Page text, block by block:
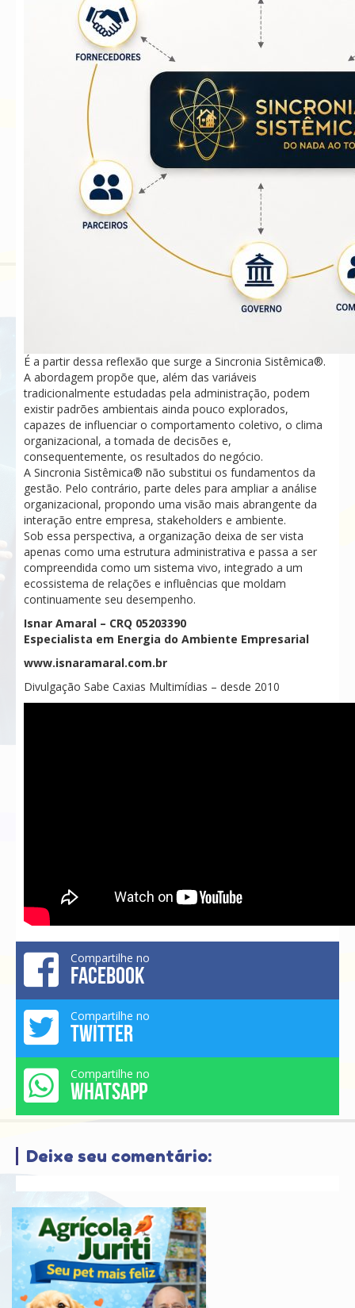
É a partir dessa reflexão que surge a Sincronia Sistêmica®.
A abordagem propõe que, além das variáveis
tradicionalmente estudadas pela administração, podem
existir padrões ambientais ainda pouco explorados,
capazes de influenciar o comportamento coletivo, o clima
organizacional, a tomada de decisões e,
consequentemente, os resultados do negócio.
A Sincronia Sistêmica® não substitui os fundamentos da
gestão. Pelo contrário, parte deles para ampliar a análise
organizacional, propondo uma visão mais abrangente da
interação entre empresa, stakeholders e ambiente.
Sob essa perspectiva, a organização deixa de ser vista
apenas como uma estrutura administrativa e passa a ser
compreendida como um sistema vivo, integrado a um
ecossistema de relações e influências que moldam
continuamente seu desempenho.
Isnar Amaral – CRQ 05203390
Especialista em Energia do Ambiente Empresarial
www.isnaramaral.com.br
Divulgação Sabe Caxias Multimídias – desde 2010
Compartilhe no
FACEBOOK
Compartilhe no
TWITTER
Compartilhe no
WHATSAPP
Deixe seu comentário: